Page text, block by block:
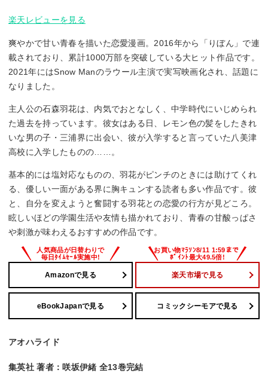
楽天レビューを見る
爽やかで甘い青春を描いた恋愛漫画。2016年から「りぼん」で連
載されており、累計1000万部を突破している大ヒット作品です。
2021年にはSnow Manのラウール主演で実写映画化され、話題に
なりました。
主人公の石森羽花は、内気でおとなしく、中学時代にいじめられ
た過去を持っています。彼女はある日、レモン色の髪をしたきれ
いな男の子・三浦界に出会い、彼が入学すると言っていた八美津
高校に入学したものの……。
基本的には塩対応なものの、羽花がピンチのときには助けてくれ
る、優しい一面がある界に胸キュンする読者も多い作品です。彼
と、自分を変えようと奮闘する羽花との恋愛の行方が見どころ。
眩しいほどの学園生活や友情も描かれており、青春の甘酸っぱさ
や刺激が味わえるおすすめの作品です。
Amazonで見る 楽天市場で見る
eBookJapanで見る コミックシーモアで見る
アオハライド
集英社 著者：咲坂伊緒 全13巻完結